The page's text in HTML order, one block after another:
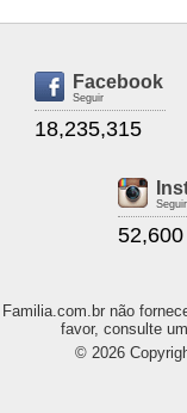
Facebook
Seguir
18,235,315
Seguir
52,600
Familia.com.br não
favor, consulte
© 2026